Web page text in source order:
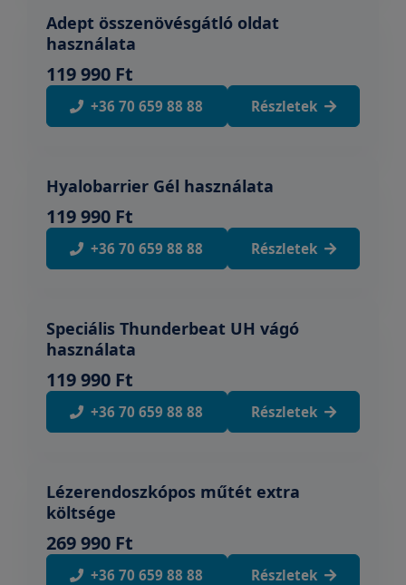
Adept összenövésgátló oldat
használata
119 990 Ft
+36 70 659 88 88 Részletek
Hyalobarrier Gél használata
119 990 Ft
+36 70 659 88 88 Részletek
Speciális Thunderbeat UH vágó
használata
119 990 Ft
+36 70 659 88 88 Részletek
Lézerendoszkópos műtét extra
költsége
269 990 Ft
+36 70 659 88 88 Részletek